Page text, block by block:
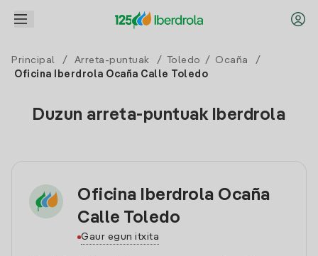
Principal / Arreta-puntuak / Toledo / Ocaña
/
Oficina Iberdrola Ocaña Calle Toledo
Duzun arreta-puntuak Iberdrola
Oficina Iberdrola Ocaña
Calle Toledo
Gaur egun itxita